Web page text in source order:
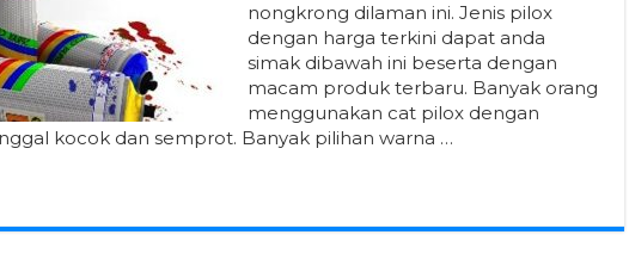
nongkrong dilaman ini. Jenis pilox
dengan harga terkini dapat anda
simak dibawah ini beserta dengan
macam produk terbaru. Banyak orang
menggunakan cat pilox dengan
kocok dan semprot. Banyak pilihan warna …